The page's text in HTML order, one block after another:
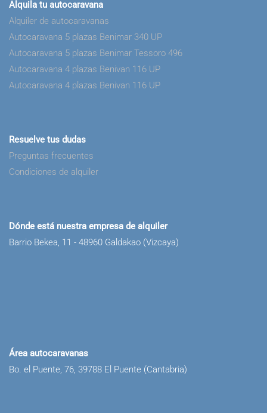
Alquila tu autocaravana
Alquiler de autocaravanas
Autocaravana 5 plazas Benimar 340 UP
Autocaravana 5 plazas Benimar Tessoro 496
Autocaravana 4 plazas Benivan 116 UP
Autocaravana 4 plazas Benivan 116 UP
Resuelve tus dudas
Preguntas frecuentes
Condiciones de alquiler
Dónde está nuestra empresa de alquiler
Barrio Bekea, 11 - 48960 Galdakao (Vizcaya)
Área autocaravanas
Bo. el Puente, 76, 39788 El Puente (Cantabria)